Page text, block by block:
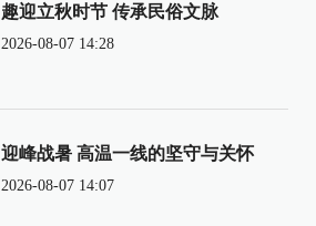
趣迎立秋时节 传承民俗文脉
2026-08-07 14:28
迎峰战暑 高温一线的坚守与关怀
2026-08-07 14:07